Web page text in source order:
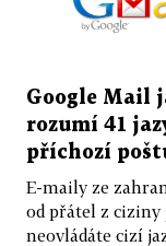
Google Mail
rozumí 41
příchozí
E-maily ze
od přátel z ciziny
neovládáte cizí